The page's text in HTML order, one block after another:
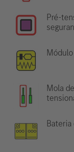
Pré-
Mola
Bateria